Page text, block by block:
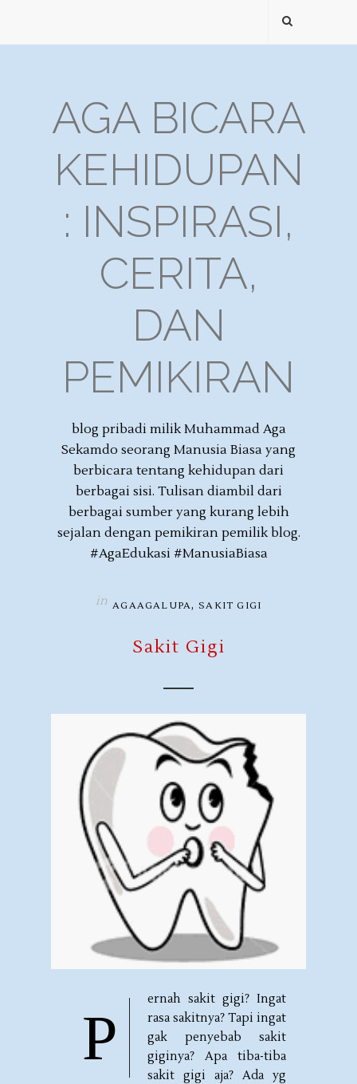
AGA BICARA
KEHIDUPAN
: INSPIRASI,
CERITA,
DAN
PEMIKIRAN
blog pribadi milik Muhammad Aga
Sekamdo seorang Manusia Biasa yang
berbicara tentang kehidupan dari
berbagai sisi. Tulisan diambil dari
berbagai sumber yang kurang lebih
sejalan dengan pemikiran pemilik blog.
#AgaEdukasi #ManusiaBiasa
in AGAAGALUPA,SAKIT GIGI
Sakit Gigi
P
ernah sakit gigi? Ingat
rasa sakitnya? Tapi ingat
gak penyebab sakit
giginya? Apa tiba-tiba
sakit gigi aja? Ada yg